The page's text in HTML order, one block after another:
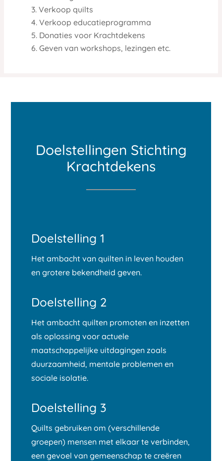
Verkoop quilts
Verkoop educatieprogramma
Donaties voor Krachtdekens
Geven van workshops, lezingen etc.
Doelstellingen Stichting
Krachtdekens
Doelstelling 1
Het ambacht van quilten in leven houden
en grotere bekendheid geven.
Doelstelling 2
Het ambacht quilten promoten en inzetten
als oplossing voor actuele
maatschappelijke uitdagingen zoals
duurzaamheid, mentale problemen en
sociale isolatie.
Doelstelling 3
Quilts gebruiken om (verschillende
groepen) mensen met elkaar te verbinden,
een gevoel van gemeenschap te creëren